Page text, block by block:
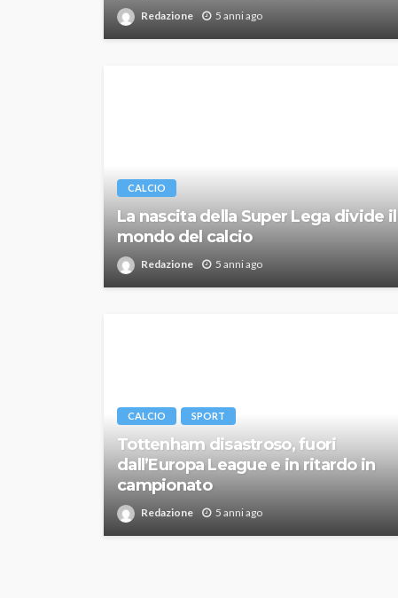
Redazione 5 anni ago
CALCIO
La nascita della Super Lega divide il
mondo del calcio
Redazione 5 anni ago
CALCIO SPORT
Tottenham disastroso, fuori
dall’Europa League e in ritardo in
campionato
Redazione 5 anni ago